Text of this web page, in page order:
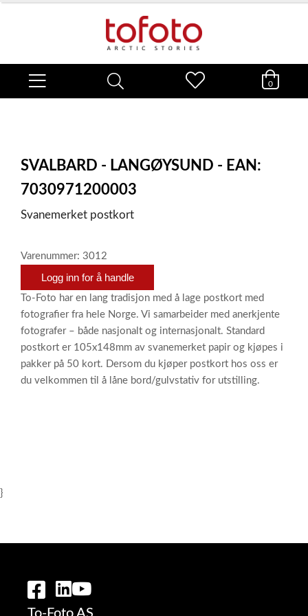
0
SVALBARD - LANGØYSUND - EAN:
7030971200003
Svanemerket postkort
Varenummer: 3012
Logg inn for å handle
To-Foto har en lang tradisjon med å lage postkort med
fotografier fra hele Norge. Vi samarbeider med anerkjente
fotografer – både nasjonalt og internasjonalt. Standard
postkort er 105x148mm av svanemerket papir og kjøpes i
pakker på 50 kort. Dersom du kjøper postkort hos oss er
du velkommen til å låne bord/gulvstativ for utstilling.
}
To-Foto AS